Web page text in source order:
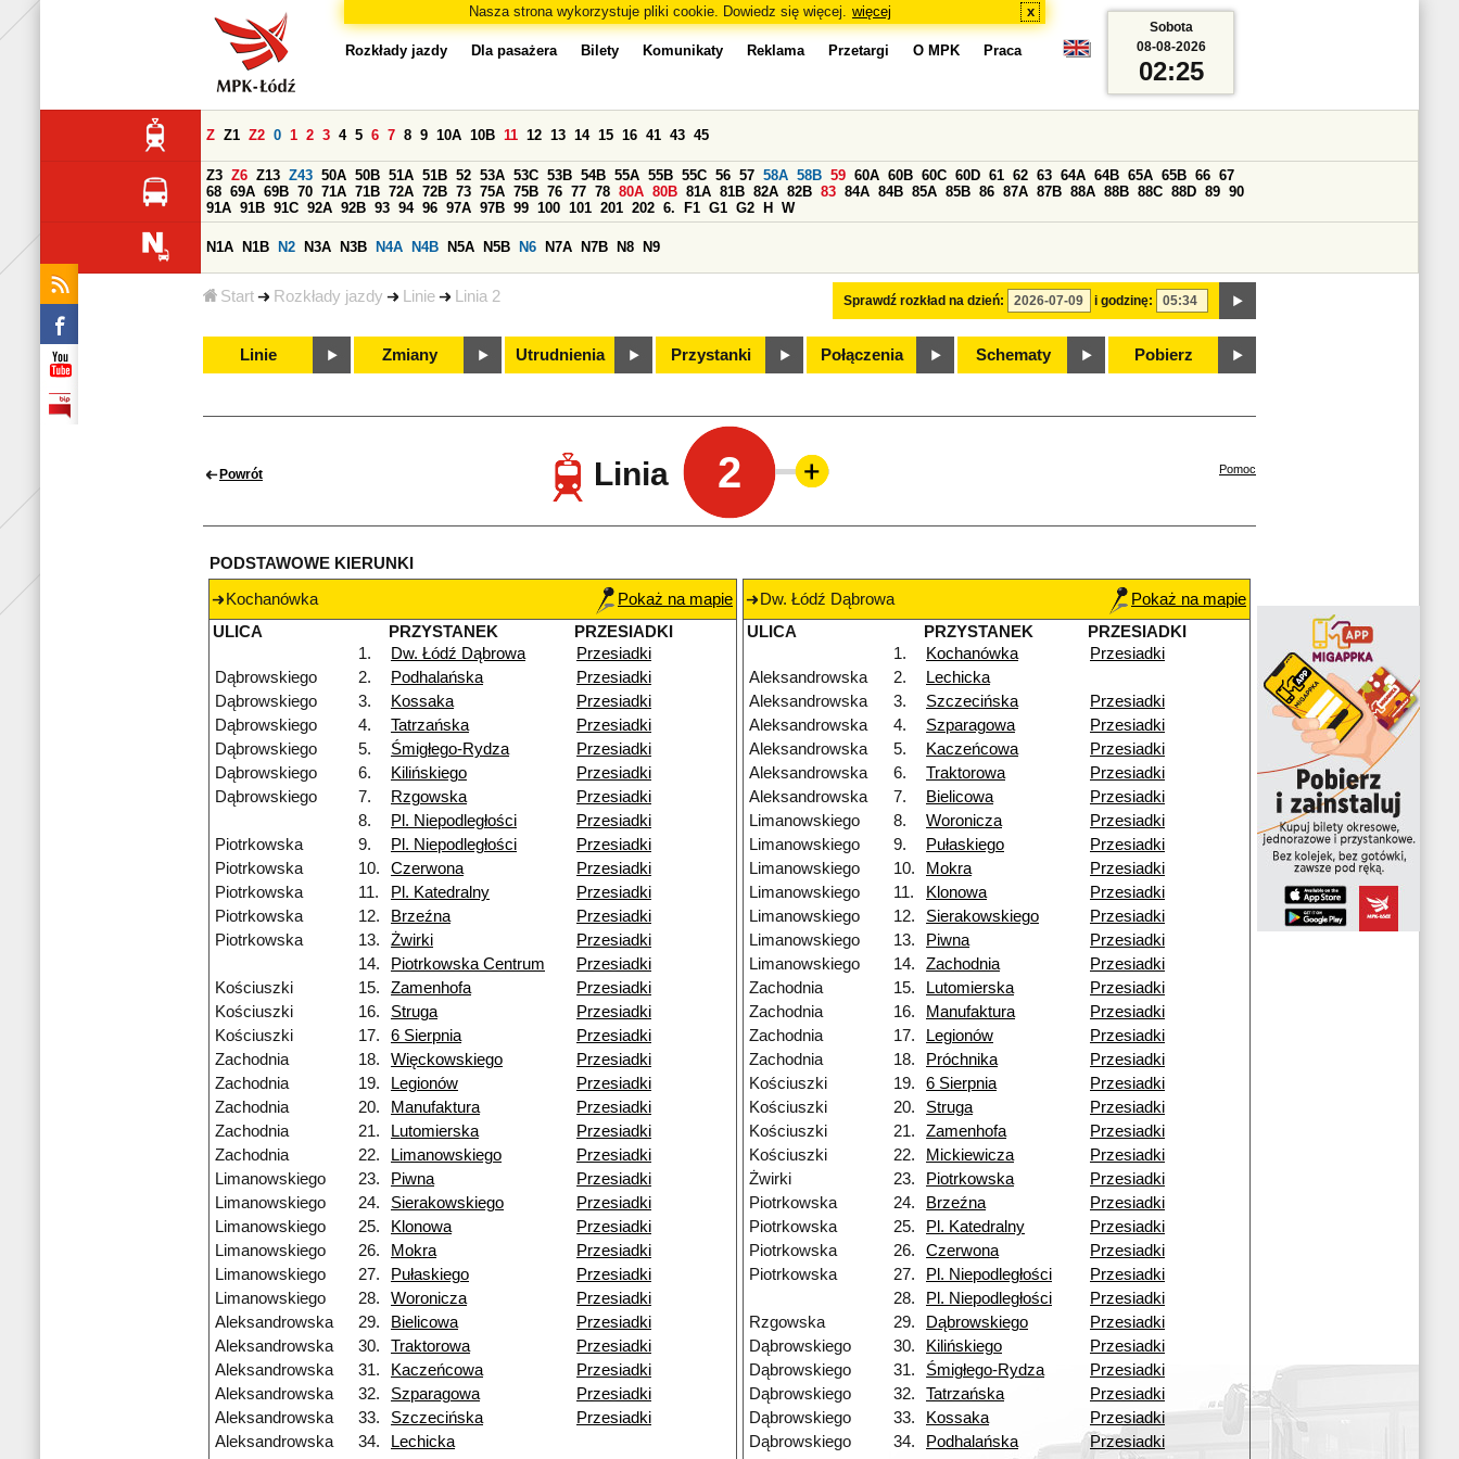
Nasza strona wykorzystuje pliki cookie. Dowiedz się więcej. więcej x
Start Rozkłady jazdy Linie Linia 2
Rozkłady jazdy Dla pasażera Bilety Komunikaty Reklama Przetargi O MPK Praca
Sprawdź rozkład na dzień: i godzinę:
Z Z1 Z2 0 1 2 3 4 5 6 7 8 9 10A 10B 11 12 13 14 15 16 41 43 45
Z3 Z6 Z13 Z43 50A 50B 51A 51B 52 53A 53C 53B 54B 55A 55B 55C 56 57 58A 58B 59 60A 60B 60C 60D 61 62 63 64A 64B 65A 65B 66 67
68 69A 69B 70 71A 71B 72A 72B 73 75A 75B 76 77 78 80A 80B 81A 81B 82A 82B 83 84A 84B 85A 85B 86 87A 87B 88A 88B 88C 88D 89 90
91A 91B 91C 92A 92B 93 94 96 97A 97B 99 100 101 201 202 6. F1 G1 G2 H W
N1A N1B N2 N3A N3B N4A N4B N5A N5B N6 N7A N7B N8 N9
Linie Zmiany Utrudnienia Przystanki Połączenia Schematy Pobierz
Sobota
08-08-2026
02:25
Powrót Linia 2 Pomoc
PODSTAWOWE KIERUNKI
Kochanówka
Pokaż na mapie
ULICA
PRZYSTANEK
PRZESIADKI
1.
Dw. Łódź Dąbrowa
Przesiadki
Dąbrowskiego
2. Podhalańska
Przesiadki
Dąbrowskiego
3. Kossaka
Przesiadki
Dąbrowskiego
4. Tatrzańska
Przesiadki
Dąbrowskiego
5. Śmigłego-Rydza
Przesiadki
Dąbrowskiego
6. Kilińskiego
Przesiadki
Dąbrowskiego
7. Rzgowska
Przesiadki
8.
Pl. Niepodległości
Przesiadki
Piotrkowska
9. Pl. Niepodległości
Przesiadki
Piotrkowska
10. Czerwona
Przesiadki
Piotrkowska
11. Pl. Katedralny
Przesiadki
Piotrkowska
12. Brzeźna
Przesiadki
Piotrkowska
13. Żwirki
Przesiadki
14.
Piotrkowska Centrum
Przesiadki
Kościuszki
15. Zamenhofa
Przesiadki
Kościuszki
16. Struga
Przesiadki
Kościuszki
17. 6 Sierpnia
Przesiadki
Zachodnia
18. Więckowskiego
Przesiadki
Zachodnia
19. Legionów
Przesiadki
Zachodnia
20. Manufaktura
Przesiadki
Zachodnia
21. Lutomierska
Przesiadki
Zachodnia
22. Limanowskiego
Przesiadki
Limanowskiego
23. Piwna
Przesiadki
Limanowskiego
24. Sierakowskiego
Przesiadki
Limanowskiego
25. Klonowa
Przesiadki
Limanowskiego
26. Mokra
Przesiadki
Limanowskiego
27. Pułaskiego
Przesiadki
Limanowskiego
28. Woronicza
Przesiadki
Aleksandrowska
29. Bielicowa
Przesiadki
Aleksandrowska
30. Traktorowa
Przesiadki
Aleksandrowska
31. Kaczeńcowa
Przesiadki
Aleksandrowska
32. Szparagowa
Przesiadki
Aleksandrowska
33. Szczecińska
Przesiadki
Aleksandrowska
34.
Lechicka
Dw. Łódź Dąbrowa
Pokaż na mapie
ULICA
PRZYSTANEK
PRZESIADKI
1.
Kochanówka
Przesiadki
Aleksandrowska
2.
Lechicka
Aleksandrowska
3. Szczecińska
Przesiadki
Aleksandrowska
4. Szparagowa
Przesiadki
Aleksandrowska
5. Kaczeńcowa
Przesiadki
Aleksandrowska
6. Traktorowa
Przesiadki
Aleksandrowska
7. Bielicowa
Przesiadki
Limanowskiego
8. Woronicza
Przesiadki
Limanowskiego
9. Pułaskiego
Przesiadki
Limanowskiego
10. Mokra
Przesiadki
Limanowskiego
11. Klonowa
Przesiadki
Limanowskiego
12. Sierakowskiego
Przesiadki
Limanowskiego
13. Piwna
Przesiadki
Limanowskiego
14. Zachodnia
Przesiadki
Zachodnia
15. Lutomierska
Przesiadki
Zachodnia
16. Manufaktura
Przesiadki
Zachodnia
17. Legionów
Przesiadki
Zachodnia
18. Próchnika
Przesiadki
Kościuszki
19. 6 Sierpnia
Przesiadki
Kościuszki
20. Struga
Przesiadki
Kościuszki
21. Zamenhofa
Przesiadki
Kościuszki
22. Mickiewicza
Przesiadki
Żwirki
23. Piotrkowska
Przesiadki
Piotrkowska
24. Brzeźna
Przesiadki
Piotrkowska
25. Pl. Katedralny
Przesiadki
Piotrkowska
26. Czerwona
Przesiadki
Piotrkowska
27. Pl. Niepodległości
Przesiadki
28.
Pl. Niepodległości
Przesiadki
Rzgowska
29. Dąbrowskiego
Przesiadki
Dąbrowskiego
30. Kilińskiego
Przesiadki
Dąbrowskiego
31. Śmigłego-Rydza
Przesiadki
Dąbrowskiego
32. Tatrzańska
Przesiadki
Dąbrowskiego
33. Kossaka
Przesiadki
Dąbrowskiego
34. Podhalańska
Przesiadki